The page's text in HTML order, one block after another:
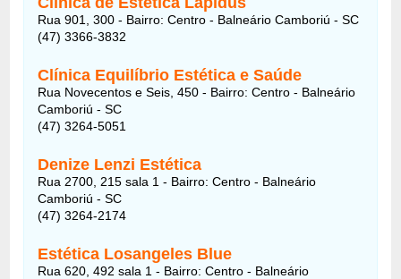
Rua 901, 300 - Bairro: Centro - Balneário Camboriú - SC
(47) 3366-3832
Clínica Equilíbrio Estética e Saúde
Rua Novecentos e Seis, 450 - Bairro: Centro - Balneário
Camboriú - SC
(47) 3264-5051
Denize Lenzi Estética
Rua 2700, 215 sala 1 - Bairro: Centro - Balneário
Camboriú - SC
(47) 3264-2174
Estética Losangeles Blue
Rua 620, 492 sala 1 - Bairro: Centro - Balneário